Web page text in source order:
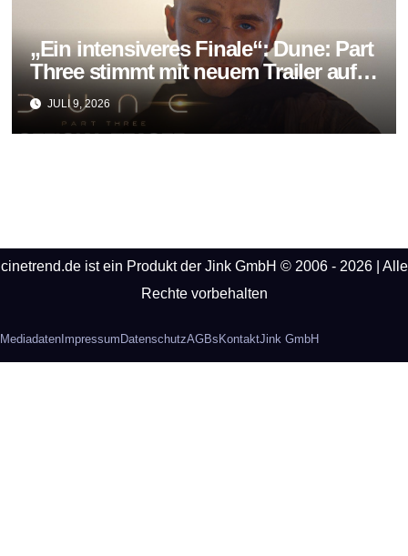
„Ein intensiveres Finale“: Dune: Part
Three stimmt mit neuem Trailer auf
das große Ende der Saga ein
JULI 9, 2026
cinetrend.de ist ein Produkt der Jink GmbH © 2006 - 2026 | Alle
Rechte vorbehalten
Mediadaten Impressum DatenschutzAGBs KontaktJink GmbH